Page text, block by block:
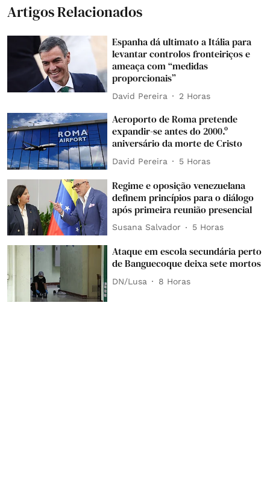
Artigos Relacionados
Espanha dá ultimato a Itália para
levantar controlos fronteiriços e
ameaça com “medidas
proporcionais”
David Pereira 2 Horas
Aeroporto de Roma pretende
expandir-se antes do 2000.º
aniversário da morte de Cristo
David Pereira 5 Horas
Regime e oposição venezuelana
definem princípios para o diálogo
após primeira reunião presencial
Susana Salvador 5 Horas
Ataque em escola secundária perto
de Banguecoque deixa sete mortos
DN/Lusa 8 Horas